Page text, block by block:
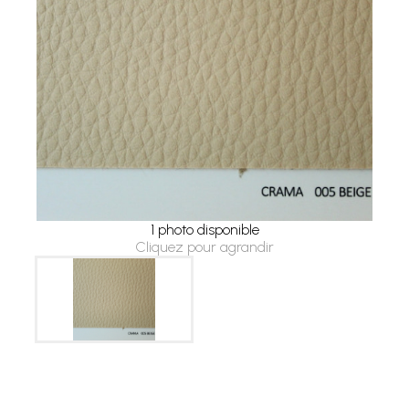
1 photo disponible
Cliquez pour agrandir